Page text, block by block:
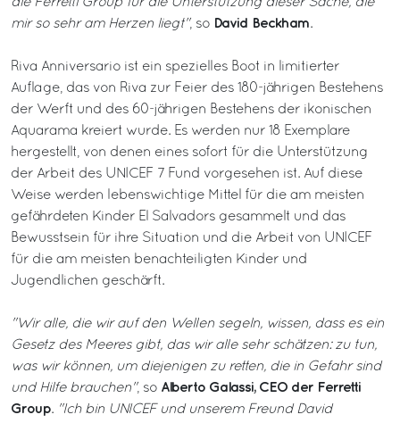
mir so sehr am Herzen liegt", so David Beckham.
Riva Anniversario ist ein spezielles Boot in limitierter
Auflage, das von Riva zur Feier des 180-jährigen Bestehens
der Werft und des 60-jährigen Bestehens der ikonischen
Aquarama kreiert wurde. Es werden nur 18 Exemplare
hergestellt, von denen eines sofort für die Unterstützung
der Arbeit des UNICEF 7 Fund vorgesehen ist. Auf diese
Weise werden lebenswichtige Mittel für die am meisten
gefährdeten Kinder El Salvadors gesammelt und das
Bewusstsein für ihre Situation und die Arbeit von UNICEF
für die am meisten benachteiligten Kinder und
Jugendlichen geschärft.
"Wir alle, die wir auf den Wellen segeln, wissen, dass es ein
Gesetz des Meeres gibt, das wir alle sehr schätzen: zu tun,
was wir können, um diejenigen zu retten, die in Gefahr sind
und Hilfe brauchen", so Alberto Galassi, CEO der Ferretti
Group. "Ich bin UNICEF und unserem Freund David